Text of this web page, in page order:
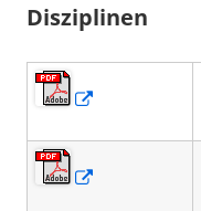
Disziplinen
Fenster